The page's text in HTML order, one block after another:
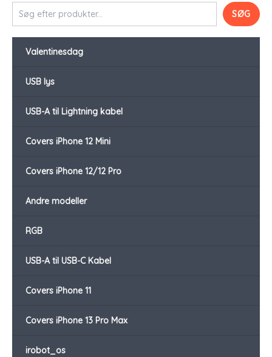
SØG
Valentinesdag
USB lys
USB-A til Lightning kabel
Covers iPhone 12 Mini
Covers iPhone 12/12 Pro
Andre modeller
RGB
USB-A til USB-C Kabel
Covers iPhone 11
Covers iPhone 13 Pro Max
irobot_os